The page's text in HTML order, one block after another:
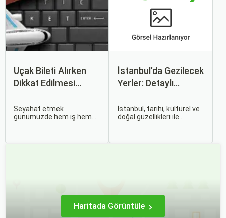
Uçak Bileti Alırken
Dikkat Edilmesi
Nokta
Seyahat etmek
günümüzde hem iş hem
İstanbul’da Gezilecek
Yerler: Detaylı
İstanbul, tarihi, kültürel ve
doğal güzellikleri ile
Haritada Görüntüle